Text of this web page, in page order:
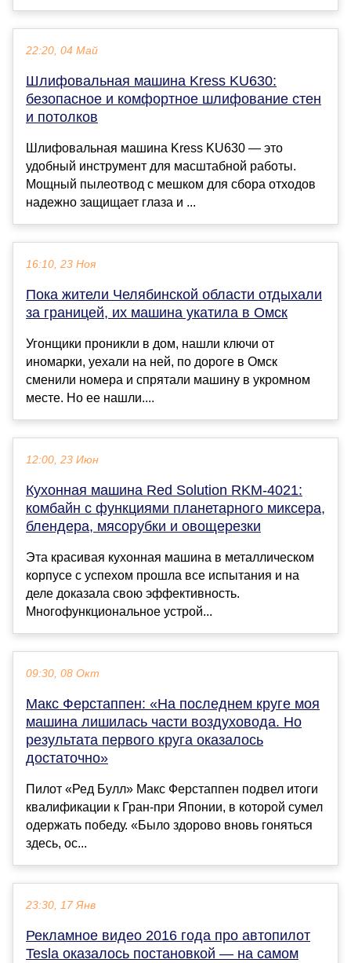
22:20, 04 Май
Шлифовальная машина Kress KU630:
безопасное и комфортное шлифование стен
и потолков
Шлифовальная машина Kress KU630 — это
удобный инструмент для масштабной работы.
Мощный пылеотвод с мешком для сбора отходов
надежно защищает глаза и ...
16:10, 23 Ноя
Пока жители Челябинской области отдыхали
за границей, их машина укатила в Омск
Угонщики проникли в дом, нашли ключи от
иномарки, уехали на ней, по дороге в Омск
сменили номера и спрятали машину в укромном
месте. Но ее нашли....
12:00, 23 Июн
Кухонная машина Red Solution RKM-4021:
комбайн с функциями планетарного миксера,
блендера, мясорубки и овощерезки
Эта красивая кухонная машина в металлическом
корпусе с успехом прошла все испытания и на
деле доказала свою эффективность.
Многофункциональное устрой...
09:30, 08 Окт
Макс Ферстаппен: «На последнем круге моя
машина лишилась части воздуховода. Но
результата первого круга оказалось
достаточно»
Пилот «Ред Булл» Макс Ферстаппен подвел итоги
квалификации к Гран-при Японии, в которой сумел
одержать победу. «Было здорово вновь гоняться
здесь, ос...
23:30, 17 Янв
Рекламное видео 2016 года про автопилот
Tesla оказалось постановкой — на самом